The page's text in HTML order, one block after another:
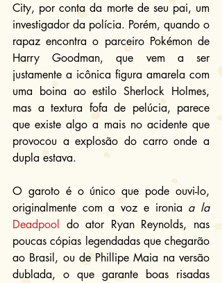
City, por conta da morte de seu pai, um
investigador da polícia. Porém, quando o
rapaz encontra o parceiro Pokémon de
Harry Goodman, que vem a ser
justamente a icônica figura amarela com
uma boina ao estilo Sherlock Holmes,
mas a textura fofa de pelúcia, parece
que existe algo a mais no acidente que
provocou a explosão do carro onde a
dupla estava.
O garoto é o único que pode ouvi-lo,
originalmente com a voz e ironia a la
Deadpool
do ator Ryan Reynolds, nas
poucas cópias legendadas que chegarão
ao Brasil, ou de Phillipe Maia na versão
dublada, o que garante boas risadas